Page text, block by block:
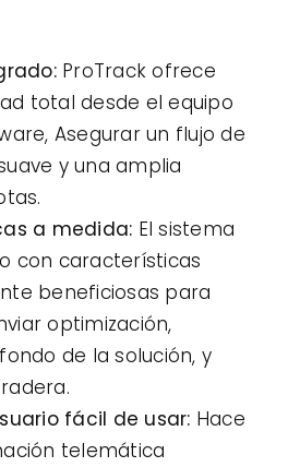
ProTrack ofrece
total desde el equipo
Asegurar un flujo de
y una amplia
a medida: El sistema
con características
beneficiosas para
optimización,
de la solución, y
fácil de usar: Hace
telemática